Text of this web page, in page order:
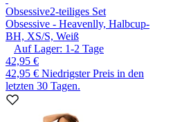
Obsessive2-teiliges Set
Obsessive - Heavenlly, Halbcup-
BH, XS/S, Weiß
Auf Lager: 1-2 Tage
42,95 €
42,95 € Niedrigster Preis in den
letzten 30 Tagen.